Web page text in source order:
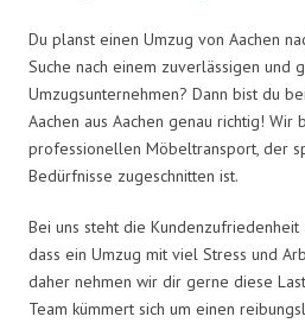
Du planst einen Umzug von Aachen
Suche nach einem zuverlässigen und
Umzugsunternehmen? Dann bist du
Aachen aus Aachen genau richtig! Wir
professionellen Möbeltransport, der
Bedürfnisse zugeschnitten ist.
Bei uns steht die
dass ein Umzug mit viel Stress und
daher nehmen wir dir gerne diese
Team kümmert sich um einen